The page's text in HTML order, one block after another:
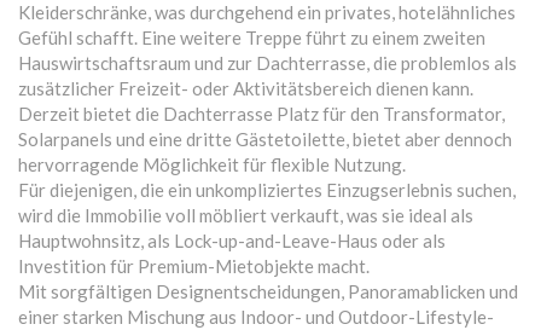
Kleiderschränke, was durchgehend ein privates, hotelähnliches
Gefühl schafft. Eine weitere Treppe führt zu einem zweiten
Hauswirtschaftsraum und zur Dachterrasse, die problemlos als
zusätzlicher Freizeit- oder Aktivitätsbereich dienen kann.
Derzeit bietet die Dachterrasse Platz für den Transformator,
Solarpanels und eine dritte Gästetoilette, bietet aber dennoch
hervorragende Möglichkeit für flexible Nutzung.
Für diejenigen, die ein unkompliziertes Einzugserlebnis suchen,
wird die Immobilie voll möbliert verkauft, was sie ideal als
Hauptwohnsitz, als Lock-up-and-Leave-Haus oder als
Investition für Premium-Mietobjekte macht.
Mit sorgfältigen Designentscheidungen, Panoramablicken und
einer starken Mischung aus Indoor- und Outdoor-Lifestyle-